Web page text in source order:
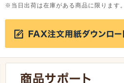
※当日出荷は在庫がある商品に限ります。